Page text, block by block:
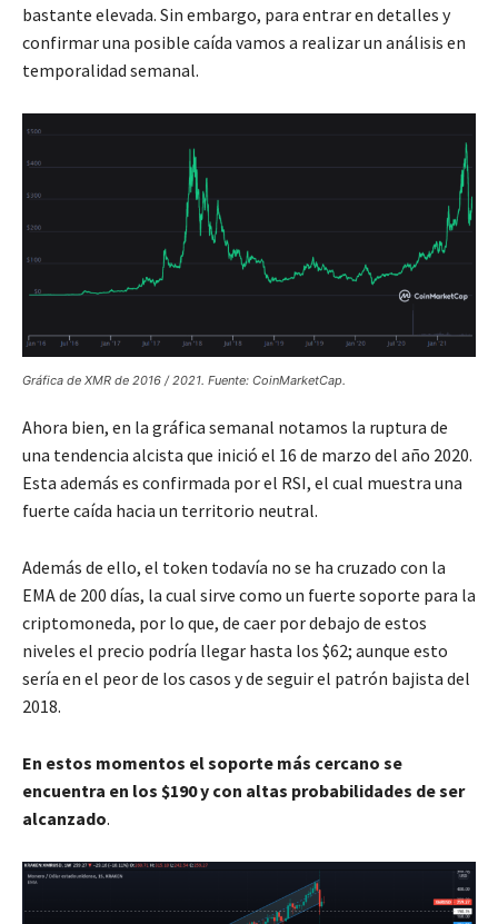
bastante elevada. Sin embargo, para entrar en detalles y
confirmar una posible caída vamos a realizar un análisis en
temporalidad semanal.
Gráfica de XMR de 2016 / 2021. Fuente: CoinMarketCap.
Ahora bien, en la gráfica semanal notamos la ruptura de
una tendencia alcista que inició el 16 de marzo del año 2020.
Esta además es confirmada por el RSI, el cual muestra una
fuerte caída hacia un territorio neutral.
Además de ello, el token todavía no se ha cruzado con la
EMA de 200 días, la cual sirve como un fuerte soporte para la
criptomoneda, por lo que, de caer por debajo de estos
niveles el precio podría llegar hasta los $62; aunque esto
sería en el peor de los casos y de seguir el patrón bajista del
2018.
En estos momentos el soporte más cercano se
encuentra en los $190 y con altas probabilidades de ser
alcanzado.